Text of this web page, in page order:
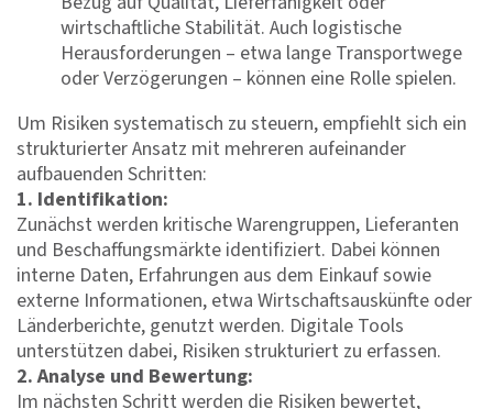
wirtschaftliche Stabilität. Auch logistische
Herausforderungen – etwa lange Transportwege
oder Verzögerungen – können eine Rolle spielen.
Um Risiken systematisch zu steuern, empfiehlt sich ein
strukturierter Ansatz mit mehreren aufeinander
aufbauenden Schritten:
1. Identifikation:
Zunächst werden kritische Warengruppen, Lieferanten
und Beschaffungsmärkte identifiziert. Dabei können
interne Daten, Erfahrungen aus dem Einkauf sowie
externe Informationen, etwa Wirtschaftsauskünfte oder
Länderberichte, genutzt werden. Digitale Tools
unterstützen dabei, Risiken strukturiert zu erfassen.
2. Analyse und Bewertung:
Im nächsten Schritt werden die Risiken bewertet,